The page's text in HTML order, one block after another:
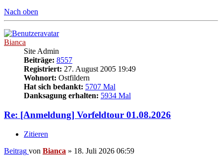
Nach oben
Bianca
Site Admin
Beiträge: 8557
Registriert: 27. August 2005 19:49
Wohnort: Ostfildern
Hat sich bedankt: 5707 Mal
Danksagung erhalten: 5934 Mal
Re: [Anmeldung] Vorfeldtour 01.08.2026
Zitieren
Beitrag von Bianca » 18. Juli 2026 06:59